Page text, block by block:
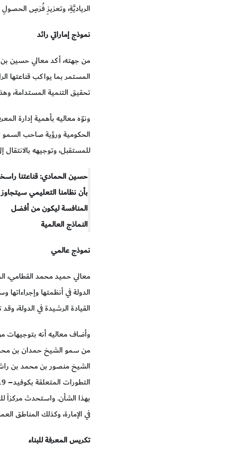
الرياديَّةِ، وتعزيزِ فُرَصِ
نموذج إماراتي رائد
من جهته، أكد معالي حسين بن
المستمر بما يواكب قناعتها
تحقيق التنمية المستدامة،
ونوّه معاليه بأهمية إدارة
الحكومية ورؤية صاحب السمو
للمستقبل، وتوجيهه
حسين الحمادي: قناعتنا
بأن نظامنا التعليمي سيتجاوز
المنافسة ليكون من أفضل
النماذج العالمية
نموذج عالمي
الدولة في أنظمتها
القيادة الرشيدة في الدولة،
وأضاف معاليه أنه بتوجيهات
من سمو الشيخ حمدان بن
الشيخ منصور بن محمد بن
بهذا الشأن. واستحدث مركزاً
في الإمارة، وكذلك المناطق
تكريس المعرفة للبناء